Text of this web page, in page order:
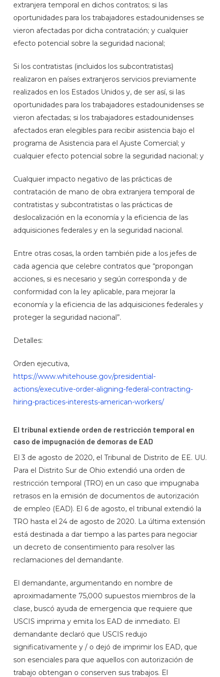
extranjera temporal en dichos contratos; si las
oportunidades para los trabajadores estadounidenses se
vieron afectadas por dicha contratación; y cualquier
efecto potencial sobre la seguridad nacional;
Si los contratistas (incluidos los subcontratistas)
realizaron en países extranjeros servicios previamente
realizados en los Estados Unidos y, de ser así, si las
oportunidades para los trabajadores estadounidenses se
vieron afectadas; si los trabajadores estadounidenses
afectados eran elegibles para recibir asistencia bajo el
programa de Asistencia para el Ajuste Comercial; y
cualquier efecto potencial sobre la seguridad nacional; y
Cualquier impacto negativo de las prácticas de
contratación de mano de obra extranjera temporal de
contratistas y subcontratistas o las prácticas de
deslocalización en la economía y la eficiencia de las
adquisiciones federales y en la seguridad nacional.
Entre otras cosas, la orden también pide a los jefes de
cada agencia que celebre contratos que “propongan
acciones, si es necesario y según corresponda y de
conformidad con la ley aplicable, para mejorar la
economía y la eficiencia de las adquisiciones federales y
proteger la seguridad nacional”.
Detalles:
Orden ejecutiva,
https://www.whitehouse.gov/presidential-
actions/executive-order-aligning-federal-contracting-
hiring-practices-interests-american-workers/
El tribunal extiende orden de restricción temporal en
caso de impugnación de demoras de EAD
El 3 de agosto de 2020, el Tribunal de Distrito de EE. UU.
Para el Distrito Sur de Ohio extendió una orden de
restricción temporal (TRO) en un caso que impugnaba
retrasos en la emisión de documentos de autorización
de empleo (EAD). El 6 de agosto, el tribunal extendió la
TRO hasta el 24 de agosto de 2020. La última extensión
está destinada a dar tiempo a las partes para negociar
un decreto de consentimiento para resolver las
reclamaciones del demandante.
El demandante, argumentando en nombre de
aproximadamente 75,000 supuestos miembros de la
clase, buscó ayuda de emergencia que requiere que
USCIS imprima y emita los EAD de inmediato. El
demandante declaró que USCIS redujo
significativamente y / o dejó de imprimir los EAD, que
son esenciales para que aquellos con autorización de
trabajo obtengan o conserven sus trabajos. El